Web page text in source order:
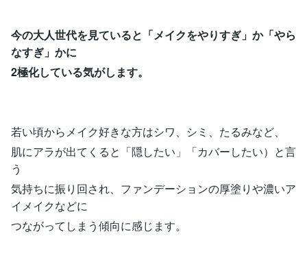
今の大人世代を見ていると「メイクをやりすぎ」か「やら
なすぎ」かに
2極化している気がします。
若い頃からメイク好きな方はシワ、シミ、たるみなど、
肌にアラが出てくると「隠したい」「カバーしたい）と言
う
気持ちに振り回され、ファンデーションの厚塗りや濃いア
イメイクなどに
つながってしまう傾向に感じます。